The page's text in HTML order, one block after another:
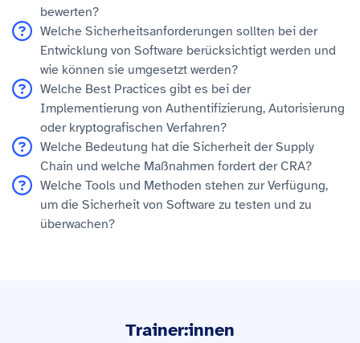
bewerten?
Welche Sicherheitsanforderungen sollten bei der
Entwicklung von Software berücksichtigt werden und
wie können sie umgesetzt werden?
Welche Best Practices gibt es bei der
Implementierung von Authentifizierung, Autorisierung
oder kryptografischen Verfahren?
Welche Bedeutung hat die Sicherheit der Supply
Chain und welche Maßnahmen fordert der CRA?
Welche Tools und Methoden stehen zur Verfügung,
um die Sicherheit von Software zu testen und zu
überwachen?
Trainer:innen